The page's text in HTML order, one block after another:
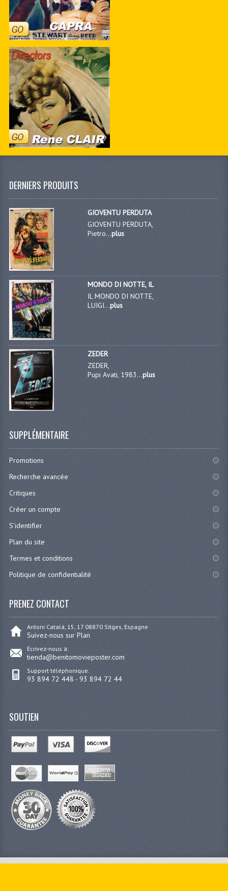
DERNIERS PRODUITS
GIOVENTU PERDUTA
GIOVENTU PERDUTA,
Pietro...plus
MONDO DI NOTTE, IL
IL MONDO DI NOTTE,
LUIGI...plus
ZEDER
ZEDER,
Pupi Avati, 1983...plus
SUPPLÉMENTAIRE
Promotions
Recherche avancée
Critiques
Créer un compte
S'identifier
Plan du site
Termes et conditions
Politique de confidentialité
PRENEZ CONTACT
Antoni Catalá, 15, 17 08870 Sitges, Espagne
Suivez-nous sur Plan
Écrivez-nous à:
tienda@benitomovieposter.com
Support téléphonique:
93 894 72 448 - 93 894 72 44
SOUTIEN